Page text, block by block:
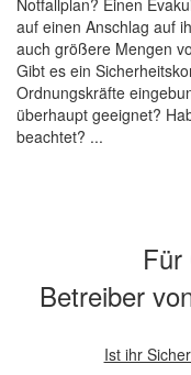
Notfallplan? Einen
auf einen Anschlag auf
auch größere Mengen
Gibt es ein
Ordnungskräfte
überhaupt geeignet?
beachtet? ...
Betreiber
Ist ihr